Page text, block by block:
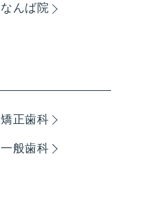
なんば院
矯正歯科
一般歯科